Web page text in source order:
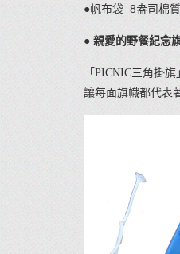
●帆布袋 8盎司棉
● 親愛的野餐紀念
「PICNIC三角掛
讓每面旗幟都代表